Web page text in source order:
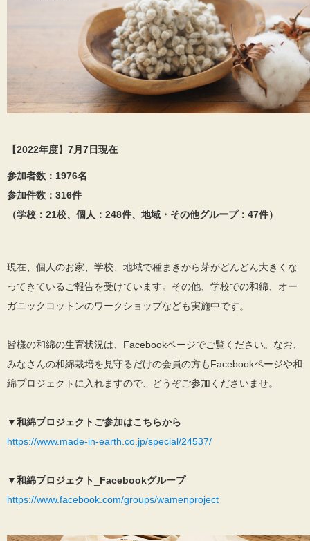
【2022年度】7月7日現在
参加者数：1976名
参加件数：316件
（学校：21校、個人：248件、地域・その他グループ：47件）
現在、個人のお家、学校、地域で種まきから芽がどんどん大きくな
ってきているご報告を受けています。その他、学校での和綿、オー
ガニックコットンのワークショップなども実施中です。
皆様の和綿の生育状況は、Facebookページでご覧ください。なお、
みなさんの和綿栽培を見守るだけの会員の方もFacebookページや和
綿プロジェクトに入れますので、どうぞご参加くださいませ。
▼和綿プロジェクトご参加はこちらから
https://www.made-in-earth.co.jp/special/24537/
▼和綿プロジェクト
Facebookグループ
https://www.facebook.com/groups/wamenproject